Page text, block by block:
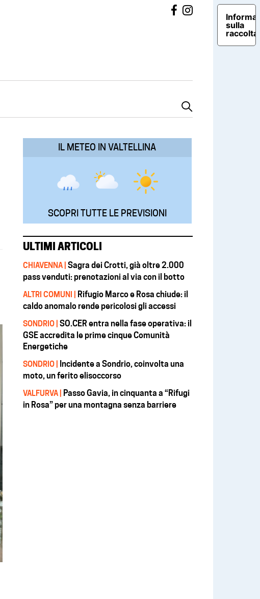
IL METEO IN VALTELLINA
SCOPRI TUTTE LE PREVISIONI
ULTIMI ARTICOLI
CHIAVENNA | Sagra dei Crotti, già oltre 2.000
pass venduti: prenotazioni al via con il botto
ALTRI COMUNI | Rifugio Marco e Rosa chiude: il
caldo anomalo rende pericolosi gli accessi
SONDRIO | SO.CER entra nella fase operativa: il
GSE accredita le prime cinque Comunità
Energetiche
SONDRIO | Incidente a Sondrio, coinvolta una
moto, un ferito elisoccorso
VALFURVA | Passo Gavia, in cinquanta a “Rifugi
in Rosa” per una montagna senza barriere
sulla
raccolta